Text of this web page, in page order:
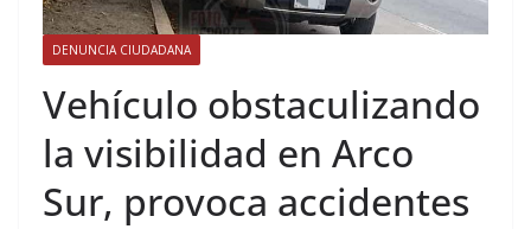
DENUNCIA CIUDADANA
Vehículo obstaculizando
la visibilidad en Arco
Sur, provoca accidentes